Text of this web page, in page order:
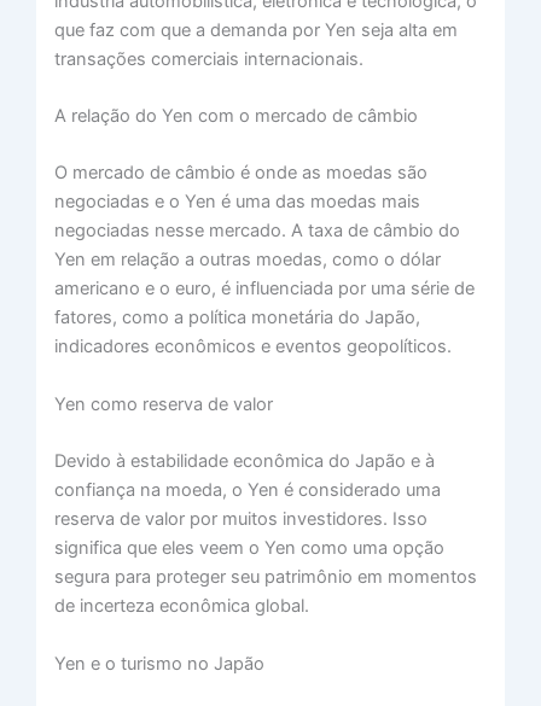
que faz com que a demanda por Yen seja alta em
transações comerciais internacionais.
A relação do Yen com o mercado de câmbio
O mercado de câmbio é onde as moedas são
negociadas e o Yen é uma das moedas mais
negociadas nesse mercado. A taxa de câmbio do
Yen em relação a outras moedas, como o dólar
americano e o euro, é influenciada por uma série de
fatores, como a política monetária do Japão,
indicadores econômicos e eventos geopolíticos.
Yen como reserva de valor
Devido à estabilidade econômica do Japão e à
confiança na moeda, o Yen é considerado uma
reserva de valor por muitos investidores. Isso
significa que eles veem o Yen como uma opção
segura para proteger seu patrimônio em momentos
de incerteza econômica global.
Yen e o turismo no Japão